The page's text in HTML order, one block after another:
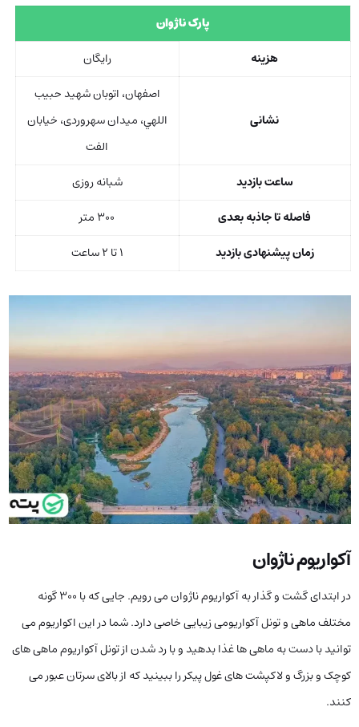
پارک ناژوان
هزینه
رایگان
نشانی
اصفهان، اتوبان شهيد حبيب
اللهي، ميدان سهروردی، خیابان
الفت
ساعت بازدید
شبانه ‌روزی
فاصله تا جاذبه بعدی
۳۰۰ متر
زمان پیشنهادی بازدید
۱ تا ۲ ساعت
آکواریوم ناژوان
در ابتدای گشت و گذار به آکواریوم ناژوان می رویم. جایی که با ۳۰۰ گونه
مختلف ماهی و تونل آکواریومی زیبایی خاصی دارد. شما در این اکواریوم می
توانید با دست به ماهی ها غذا بدهید و با رد شدن از تونل آکواریوم ماهی های
کوچک و بزرگ و لاکپشت های غول پیکر را ببینید که از بالای سرتان عبور می
کنند.